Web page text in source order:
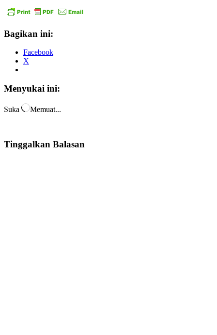
Bagikan ini:
Facebook
X
Menyukai ini:
Suka Memuat...
Tinggalkan Balasan